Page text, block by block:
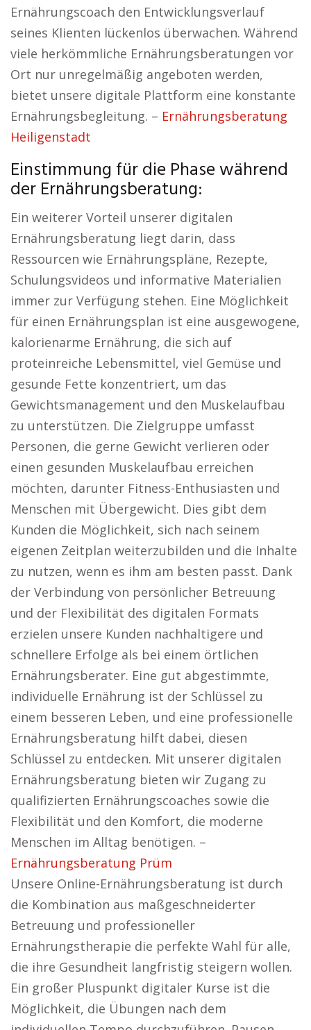
Ernährungscoach den Entwicklungsverlauf
seines Klienten lückenlos überwachen. Während
viele herkömmliche Ernährungsberatungen vor
Ort nur unregelmäßig angeboten werden,
bietet unsere digitale Plattform eine konstante
Ernährungsbegleitung. – Ernährungsberatung
Heiligenstadt
Einstimmung für die Phase während
der Ernährungsberatung:
Ein weiterer Vorteil unserer digitalen
Ernährungsberatung liegt darin, dass
Ressourcen wie Ernährungspläne, Rezepte,
Schulungsvideos und informative Materialien
immer zur Verfügung stehen. Eine Möglichkeit
für einen Ernährungsplan ist eine ausgewogene,
kalorienarme Ernährung, die sich auf
proteinreiche Lebensmittel, viel Gemüse und
gesunde Fette konzentriert, um das
Gewichtsmanagement und den Muskelaufbau
zu unterstützen. Die Zielgruppe umfasst
Personen, die gerne Gewicht verlieren oder
einen gesunden Muskelaufbau erreichen
möchten, darunter Fitness-Enthusiasten und
Menschen mit Übergewicht. Dies gibt dem
Kunden die Möglichkeit, sich nach seinem
eigenen Zeitplan weiterzubilden und die Inhalte
zu nutzen, wenn es ihm am besten passt. Dank
der Verbindung von persönlicher Betreuung
und der Flexibilität des digitalen Formats
erzielen unsere Kunden nachhaltigere und
schnellere Erfolge als bei einem örtlichen
Ernährungsberater. Eine gut abgestimmte,
individuelle Ernährung ist der Schlüssel zu
einem besseren Leben, und eine professionelle
Ernährungsberatung hilft dabei, diesen
Schlüssel zu entdecken. Mit unserer digitalen
Ernährungsberatung bieten wir Zugang zu
qualifizierten Ernährungscoaches sowie die
Flexibilität und den Komfort, die moderne
Menschen im Alltag benötigen. –
Ernährungsberatung Prüm
Unsere Online-Ernährungsberatung ist durch
die Kombination aus maßgeschneiderter
Betreuung und professioneller
Ernährungstherapie die perfekte Wahl für alle,
die ihre Gesundheit langfristig steigern wollen.
Ein großer Pluspunkt digitaler Kurse ist die
Möglichkeit, die Übungen nach dem